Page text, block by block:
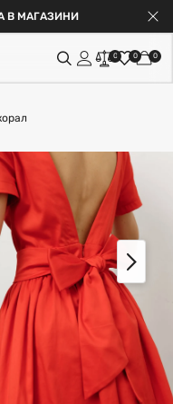
В МАГАЗИНИ
0 0 0